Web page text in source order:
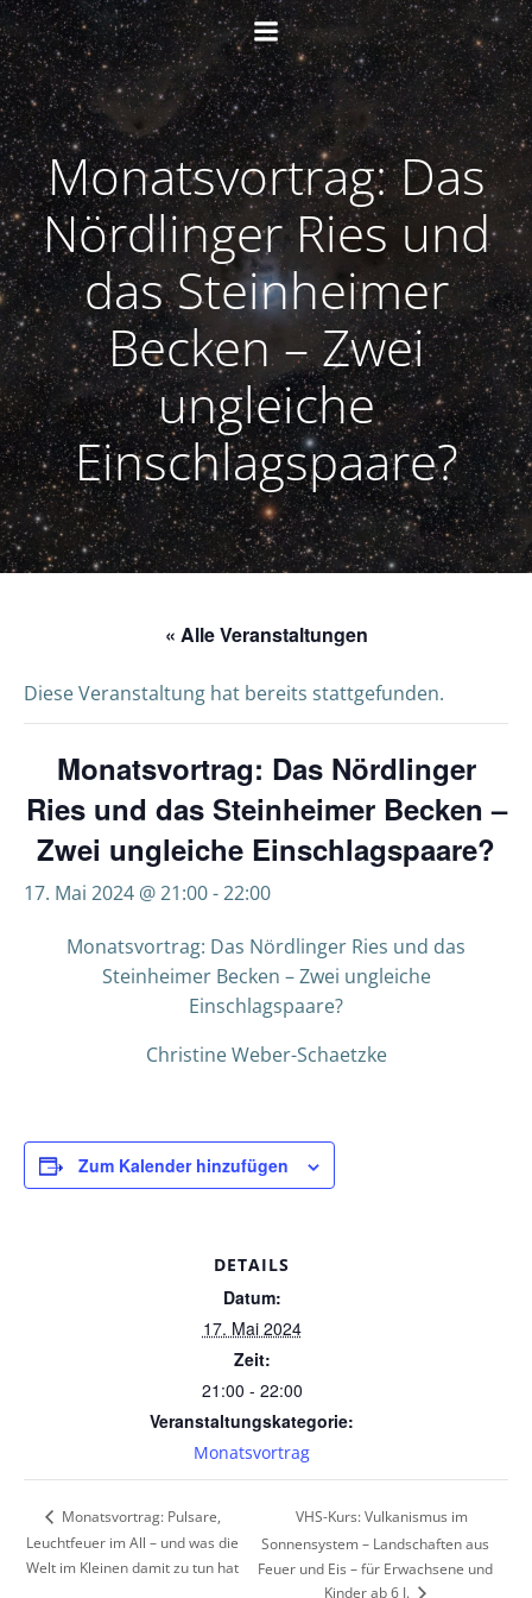
Zum
Inhalt
springen
Monatsvortrag: Das
Nördlinger Ries und
das Steinheimer
Becken – Zwei
ungleiche
Einschlagspaare?
« Alle Veranstaltungen
Diese Veranstaltung hat bereits stattgefunden.
Monatsvortrag: Das Nördlinger
Ries und das Steinheimer Becken –
Zwei ungleiche Einschlagspaare?
17. Mai 2024 @ 21:00-22:00
Monatsvortrag: Das Nördlinger Ries und das
Steinheimer Becken – Zwei ungleiche
Einschlagspaare?
Christine Weber-Schaetzke
Zum Kalender hinzufügen
DETAILS
Datum:
17. Mai 2024
Zeit:
21:00 - 22:00
Veranstaltungskategorie:
Monatsvortrag
Monatsvortrag: Pulsare,
Leuchtfeuer im All – und was die
Welt im Kleinen damit zu tun hat
VHS-Kurs: Vulkanismus im
Sonnensystem – Landschaften aus
Feuer und Eis – für Erwachsene und
Kinder ab 6 J.